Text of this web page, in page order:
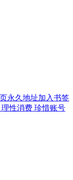
永久地址加入书签
性消费 珍惜账号